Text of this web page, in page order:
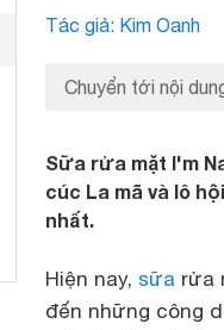
Tác giả: Kim Oanh
Chuyển tới nội
Sữa rửa mặt I'm
cúc La mã và lô
nhất.
Hiện nay, sữa rửa
đến những công